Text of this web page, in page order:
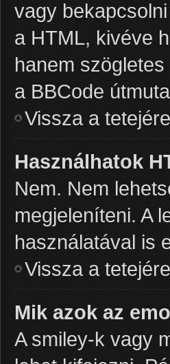
vagy
a HTML, kivéve
hanem szögletes
a BBCode
Vissza a tetejére
Használhatok
Nem. Nem
megjeleníteni. A
használatával is
Vissza a tetejére
Mik azok az
A smiley-k vagy